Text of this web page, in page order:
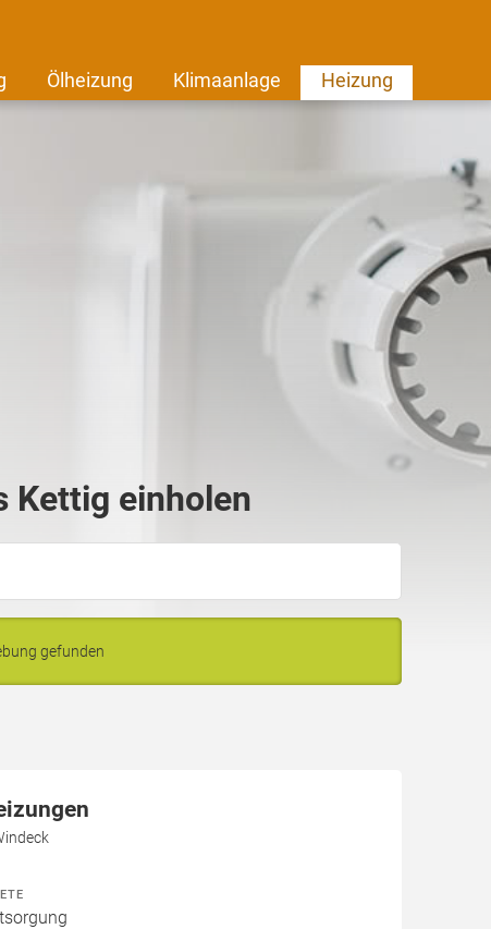
Ölheizung Klimaanlage Heizung
Kettig einholen
gefunden